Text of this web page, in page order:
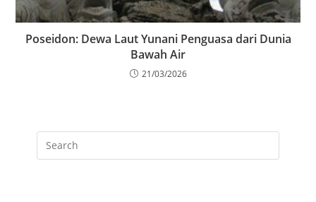
Poseidon: Dewa Laut Yunani Penguasa dari Dunia
Bawah Air
21/03/2026